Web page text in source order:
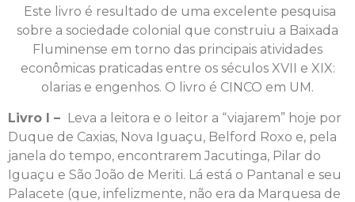
Este livro é resultado de uma excelente pesquisa
sobre a sociedade colonial que construiu a Baixada
Fluminense em torno das principais atividades
econômicas praticadas entre os séculos XVII e XIX:
olarias e engenhos. O livro é CINCO em UM.
Livro I – Leva a leitora e o leitor a “viajarem” hoje por
Duque de Caxias, Nova Iguaçu, Belford Roxo e, pela
janela do tempo, encontrarem Jacutinga, Pilar do
Iguaçu e São João de Meriti. Lá está o Pantanal e seu
Palacete (que, infelizmente, não era da Marquesa de